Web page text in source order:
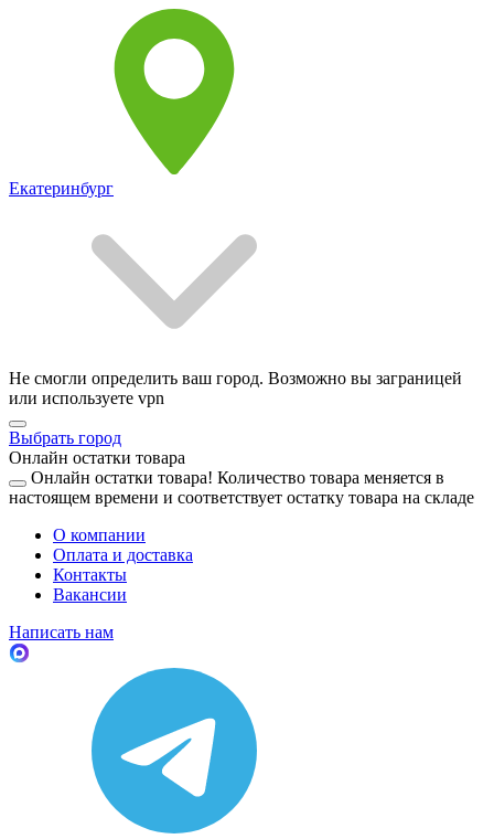
Екатеринбург
Не смогли определить ваш город. Возможно вы заграницей
или используете vpn
Выбрать город
Онлайн остатки товара
Онлайн остатки товара! Количество товара меняется в
настоящем времени и соответствует остатку товара на складе
О компании
Оплата и доставка
Контакты
Вакансии
Написать нам